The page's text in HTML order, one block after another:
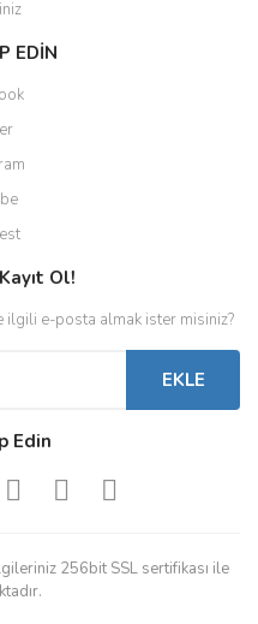
EDİN
Ol!
ilgili e-posta almak ister misiniz?
EKLE
Edin
256bit SSL sertifikası ile